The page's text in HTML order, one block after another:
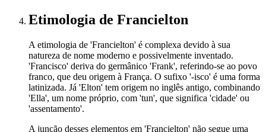
Etimologia de Francielton
A etimologia de 'Francielton' é complexa devido à sua
natureza de nome moderno e possivelmente inventado.
'Francisco' deriva do germânico 'Frank', referindo-se ao povo
franco, que deu origem à França. O sufixo '-isco' é uma forma
latinizada. Já 'Elton' tem origem no inglês antigo, combinando
'Ella', um nome próprio, com 'tun', que significa 'cidade' ou
'assentamento'.
A junção desses elementos em 'Francielton' não segue uma